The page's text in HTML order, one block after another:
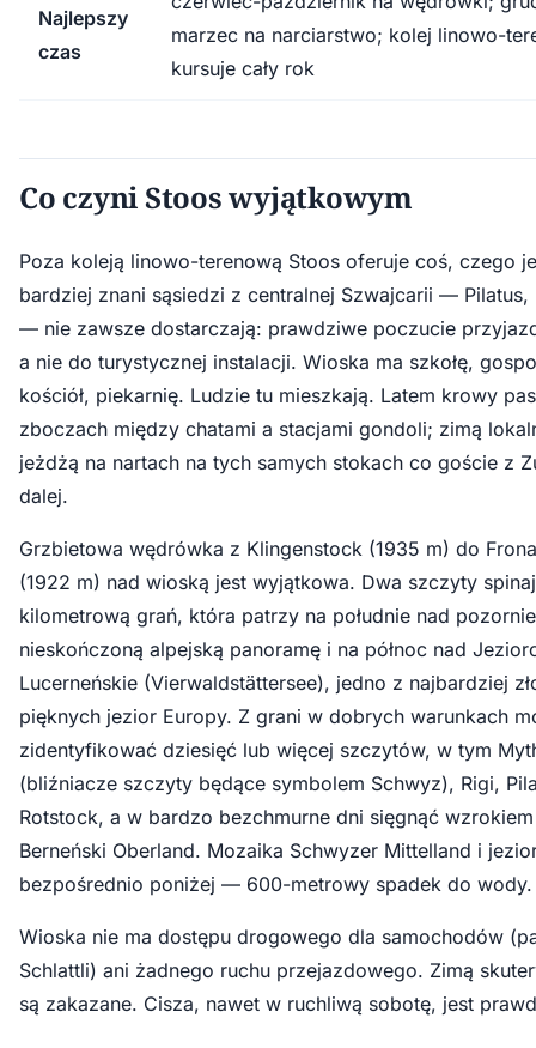
Najlepszy
czas
marzec na narciarstwo; kolej linowo-
kursuje cały rok
Co czyni Stoos wyjątkowym
Poza koleją linowo-terenową Stoos oferuje coś, czego
bardziej znani sąsiedzi z centralnej Szwajcarii — Pilatus,
— nie zawsze dostarczają: prawdziwe poczucie
a nie do turystycznej instalacji. Wioska ma szkołę,
kościół, piekarnię. Ludzie tu mieszkają. Latem krowy
zboczach między chatami a stacjami gondoli; zimą
jeżdżą na nartach na tych samych stokach co goście z
dalej.
Grzbietowa wędrówka z Klingenstock (1935 m) do
(1922 m) nad wioską jest wyjątkowa. Dwa szczyty
kilometrową grań, która patrzy na południe nad pozornie
nieskończoną alpejską panoramę i na północ nad
Lucerneńskie (Vierwaldstättersee), jedno z najbardziej
pięknych jezior Europy. Z grani w dobrych warunkach
zidentyfikować dziesięć lub więcej szczytów, w tym
(bliźniacze szczyty będące symbolem Schwyz), Rigi,
Rotstock, a w bardzo bezchmurne dni sięgnąć
Berneński Oberland. Mozaika Schwyzer Mittelland i
bezpośrednio poniżej — 600-metrowy spadek do wody.
Wioska nie ma dostępu drogowego dla samochodów
Schlattli) ani żadnego ruchu przejazdowego. Zimą
są zakazane. Cisza, nawet w ruchliwą sobotę, jest